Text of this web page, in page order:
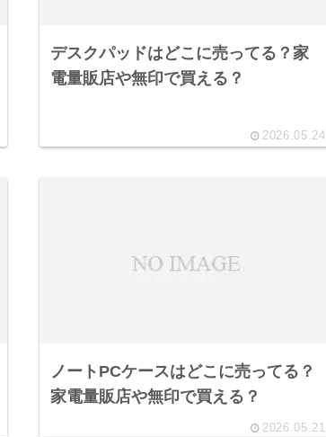
デスクパッドはどこに売ってる？家
電量販店や無印で買える？
2026.05.24
ノートPCケースはどこに売ってる？
家電量販店や無印で買える？
2026.05.21